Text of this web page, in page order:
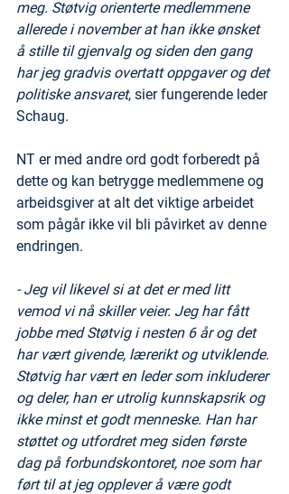
meg. Støtvig orienterte medlemmene
allerede i november at han ikke ønsket
å stille til gjenvalg og siden den gang
har jeg gradvis overtatt oppgaver og det
politiske ansvaret, sier fungerende leder
Schaug.
NT er med andre ord godt forberedt på
dette og kan betrygge medlemmene og
arbeidsgiver at alt det viktige arbeidet
som pågår ikke vil bli påvirket av denne
endringen.
- Jeg vil likevel si at det er med litt
vemod vi nå skiller veier. Jeg har fått
jobbe med Støtvig i nesten 6 år og det
har vært givende, lærerikt og utviklende.
Støtvig har vært en leder som inkluderer
og deler, han er utrolig kunnskapsrik og
ikke minst et godt menneske. Han har
støttet og utfordret meg siden første
dag på forbundskontoret, noe som har
ført til at jeg opplever å være godt